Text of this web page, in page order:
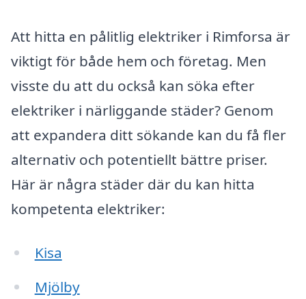
Att hitta en pålitlig elektriker i Rimforsa är
viktigt för både hem och företag. Men
visste du att du också kan söka efter
elektriker i närliggande städer? Genom
att expandera ditt sökande kan du få fler
alternativ och potentiellt bättre priser.
Här är några städer där du kan hitta
kompetenta elektriker:
Kisa
Mjölby